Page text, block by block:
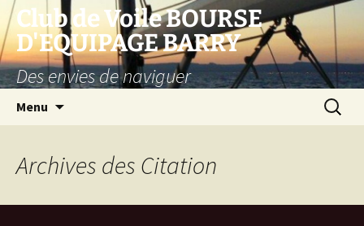
Club de Voile BOURSE
D'EQUIPAGE BARRY
Des envies de naviguer
Menu
Archives des Citation